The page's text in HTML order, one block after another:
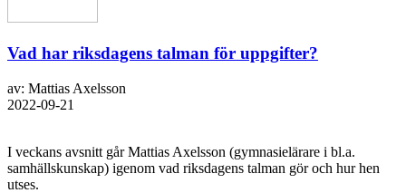
Vad har riksdagens talman för uppgifter?
av: Mattias Axelsson
2022-09-21
I veckans avsnitt går Mattias Axelsson (gymnasielärare i bl.a.
samhällskunskap) igenom vad riksdagens talman gör och hur hen
utses.